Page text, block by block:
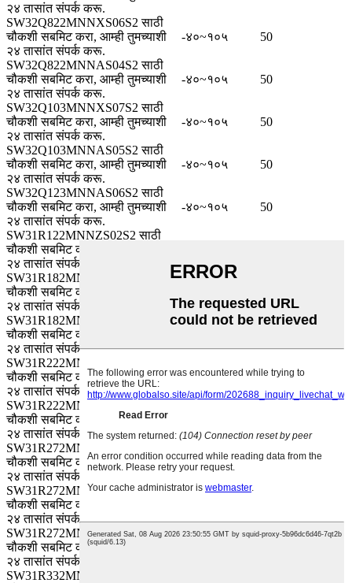
२४ तासांत संपर्क करू.
SW32Q822MNNXS06S2 साठी
चौकशी सबमिट करा, आम्ही तुमच्याशी
२४ तासांत संपर्क करू.
-४०~१०५ 50
SW32Q822MNNAS04S2 साठी
चौकशी सबमिट करा, आम्ही तुमच्याशी
२४ तासांत संपर्क करू.
-४०~१०५ 50
SW32Q103MNNXS07S2 साठी
चौकशी सबमिट करा, आम्ही तुमच्याशी
२४ तासांत संपर्क करू.
-४०~१०५ 50
SW32Q103MNNAS05S2 साठी
चौकशी सबमिट करा, आम्ही तुमच्याशी
२४ तासांत संपर्क करू.
-४०~१०५ 50
SW32Q123MNNAS06S2 साठी
चौकशी सबमिट करा, आम्ही तुमच्याशी
२४ तासांत संपर्क करू.
-४०~१०५ 50
SW31R122MNNZS02S2 साठी
चौकशी सबमिट करा, आम्ही तुमच्याशी
२४ तासांत संपर्क करू.
SW31R182MNNZS03S2 साठी
चौकशी सबमिट करा, आम्ही तुमच्याशी
२४ तासांत संपर्क करू.
SW31R182MNNYS02S2 साठी
चौकशी सबमिट करा, आम्ही तुमच्याशी
२४ तासांत संपर्क करू.
SW31R222MNNZS04S2 साठी
चौकशी सबमिट करा, आम्ही तुमच्याशी
२४ तासांत संपर्क करू.
-४०~१०५ 63
SW31R222MNNYS03S2 साठी
चौकशी सबमिट करा, आम्ही तुमच्याशी
२४ तासांत संपर्क करू.
SW31R272MNNZS05S2 साठी
चौकशी सबमिट करा, आम्ही तुमच्याशी
२४ तासांत संपर्क करू.
-४०~१०५ 63
SW31R272MNNYS04S2 साठी
चौकशी सबमिट करा, आम्ही तुमच्याशी
२४ तासांत संपर्क करू.
SW31R272MNNXS02S2 साठी
चौकशी सबमिट करा, आम्ही तुमच्याशी
२४ तासांत संपर्क करू.
SW31R332MNNZS07S2 साठी